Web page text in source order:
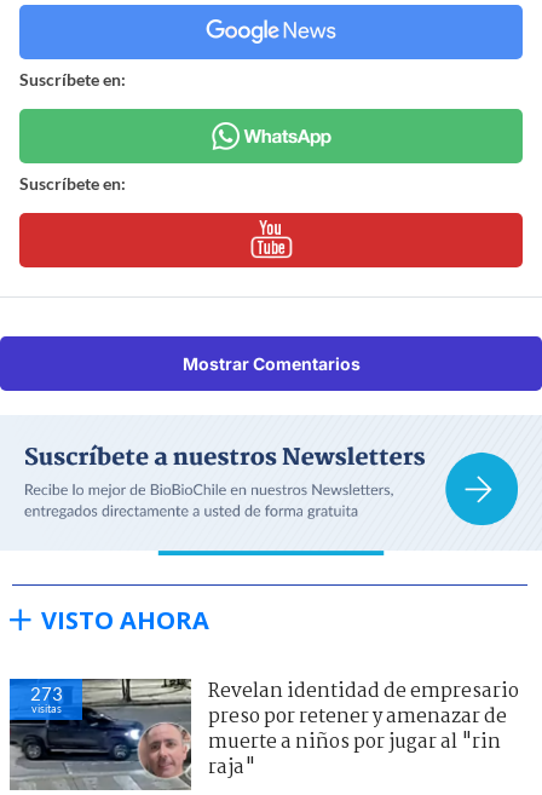
Suscríbete en:
Suscríbete en:
Mostrar Comentarios
VISTO AHORA
273
visitas
Revelan identidad de empresario
preso por retener y amenazar de
muerte a niños por jugar al "rin
raja"